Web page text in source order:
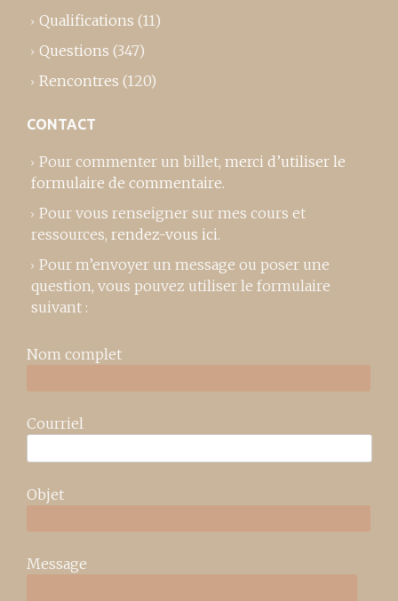
Qualifications (11)
Questions (347)
Rencontres (120)
CONTACT
Pour commenter un billet, merci d’utiliser le
formulaire de commentaire.
Pour vous renseigner sur mes cours et
ressources, rendez-vous ici.
Pour m’envoyer un message ou poser une
question, vous pouvez utiliser le formulaire
suivant :
Nom complet
Courriel
Objet
Message